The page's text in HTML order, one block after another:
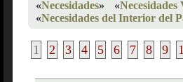
«Necesidades» «Necesidades
«Necesidades del Interior del
1 2 3 4 5 6 7 8 9